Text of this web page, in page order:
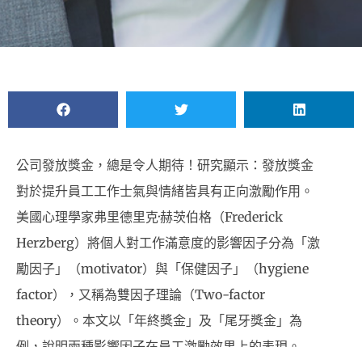
公司發放獎金，總是令人期待！研究顯示：發放獎金
對於提升員工工作士氣與情緒皆具有正向激勵作用。
美國心理學家弗里德里克·赫茨伯格（Frederick
Herzberg）將個人對工作滿意度的影響因子分為「激
勵因子」（motivator）與「保健因子」（hygiene
factor），又稱為雙因子理論（Two-factor
theory）。本文以「年終獎金」及「尾牙獎金」為